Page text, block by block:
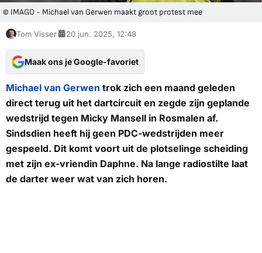
© IMAGO - Michael van Gerwen maakt groot protest mee
Tom Visser 20 jun. 2025, 12:48
Maak ons je Google-favoriet
Michael van Gerwen trok zich een maand geleden
direct terug uit het dartcircuit en zegde zijn geplande
wedstrijd tegen Micky Mansell in Rosmalen af.
Sindsdien heeft hij geen PDC-wedstrijden meer
gespeeld. Dit komt voort uit de plotselinge scheiding
met zijn ex-vriendin Daphne. Na lange radiostilte laat
de darter weer wat van zich horen.